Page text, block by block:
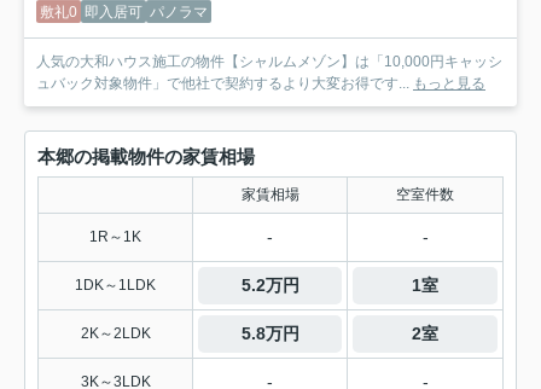
敷礼0 即入居可 パノラマ
人気の大和ハウス施工の物件【シャルムメゾン】は「10,000円キャッシ
ュバック対象物件」で他社で契約するより大変お得です... もっと見る
本郷の掲載物件の家賃相場
家賃相場 空室件数
1R～1K - -
1DK～1LDK 5.2万円 1室
2K～2LDK 5.8万円 2室
3K～3LDK - -